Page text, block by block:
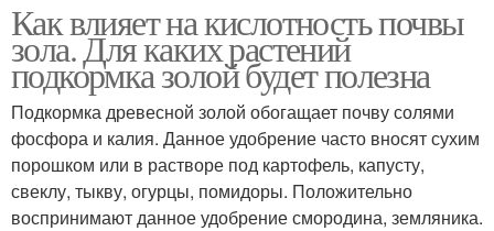
Как влияет на кислотность почвы
зола. Для каких растений
подкормка золой будет полезна
Подкормка древесной золой обогащает почву солями
фосфора и калия. Данное удобрение часто вносят сухим
порошком или в растворе под картофель, капусту,
свеклу, тыкву, огурцы, помидоры. Положительно
воспринимают данное удобрение смородина, земляника.